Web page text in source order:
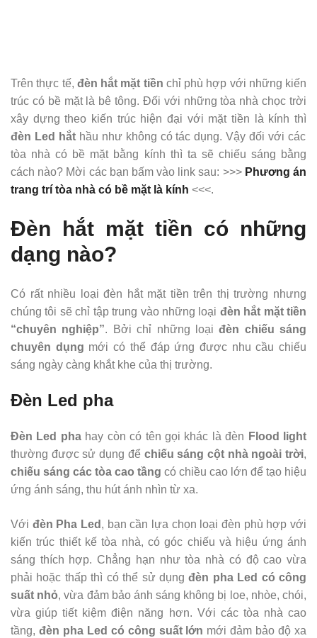
Trên thực tế, đèn hắt mặt tiền chỉ phù hợp với những kiến
trúc có bề mặt là bê tông. Đối với những tòa nhà chọc trời
xây dựng theo kiến trúc hiện đại với mặt tiền là kính thì
đèn Led hắthầu như không có tác dụng. Vậy đối với các
tòa nhà có bề mặt bằng kính thì ta sẽ chiếu sáng bằng
cách nào? Mời các bạn bấm vào link sau: >>> Phương án
trang trí tòa nhà có bề mặt là kính <<<.
Đèn hắt mặt tiền có những
dạng nào?
Có rất nhiều loại đèn hắt mặt tiền trên thị trường nhưng
chúng tôi sẽ chỉ tập trung vào những loại đèn hắt mặt tiền
“chuyên nghiệp”. Bởi chỉ những loạiđèn chiếu sáng
chuyên dụng mới có thể đáp ứng được nhu cầu chiếu
sáng ngày càng khắt khe của thị trường.
Đèn Led pha
Đèn Led phahay còn có tên gọi khác là đèn Flood light
thường được sử dụng để chiếu sáng cột nhà ngoài trời,
chiếu sáng các tòa cao tầng có chiều cao lớn để tạo hiệu
ứng ánh sáng, thu hút ánh nhìn từ xa.
Với đèn Pha Led , bạn cần lựa chọn loại đèn phù hợp với
kiến trúc thiết kế tòa nhà, có góc chiếu và hiệu ứng ánh
sáng thích hợp. Chẳng hạn như tòa nhà có độ cao vừa
phải hoặc thấp thì có thể sử dụngđèn pha Led có công
suất nhỏ, vừa đảm bảo ánh sáng không bị loe, nhòe, chói,
vừa giúp tiết kiệm điện năng hơn. Với các tòa nhà cao
tầng, đèn pha Led có công suất lớn mới đảm bảo độ xa